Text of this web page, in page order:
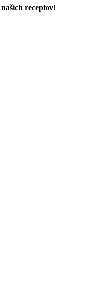
našich receptov!